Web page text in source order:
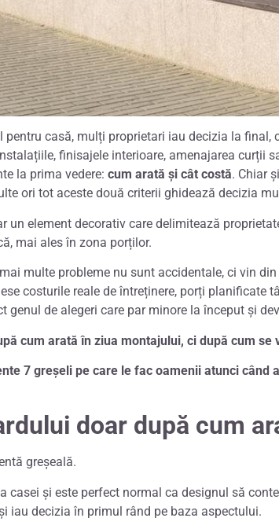
pentru casă, mulți proprietari iau decizia la
finisajele interioare, amenajarea curții
la prima vedere: cum arată și cât costă. Chiar
ori tot aceste două criterii ghidează decizia
un element decorativ care delimitează
mai ales în zona porților.
multe probleme nu sunt accidentale, ci vin
costurile reale de întreținere, porți planificate
genul de alegeri care par minore la început și
cum arată în ziua montajului, ci după cum
7 greșeli pe care le fac oamenii atunci când
doar după cum
greșeală.
casei și este perfect normal ca designul să
iau decizia în primul rând pe baza aspectului.